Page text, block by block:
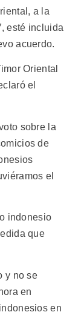
a la
esté incluida
acuerdo.
Oriental
el
sobre la
de
el
indonesio
que
y no se
en
en